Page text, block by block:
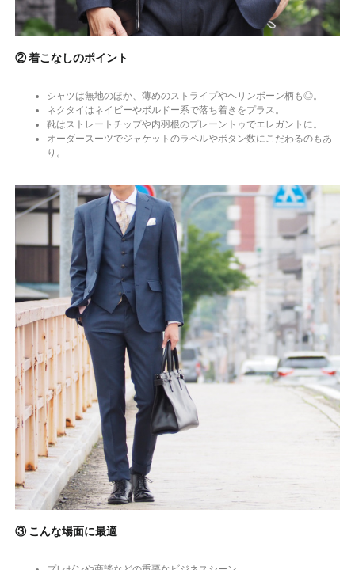
② 着こなしのポイント
シャツは無地のほか、薄めのストライプやヘリンボーン柄も◎。
ネクタイはネイビーやボルドー系で落ち着きをプラス。
靴はストレートチップや内羽根のプレーントゥでエレガントに。
オーダースーツでジャケットのラペルやボタン数にこだわるのもあ
り。
③ こんな場面に最適